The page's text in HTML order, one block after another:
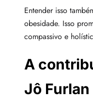
Entender isso
obesidade. Isso
compassivo e
A
Jô Furlan